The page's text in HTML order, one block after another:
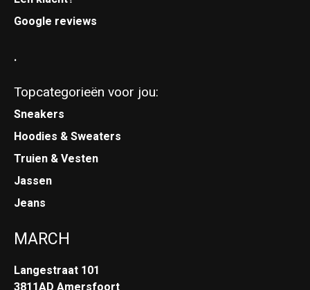
Google reviews
.
Topcategorieën voor jou:
Sneakers
Hoodies & Sweaters
Truien & Vesten
Jassen
Jeans
MARCH
Langestraat 101